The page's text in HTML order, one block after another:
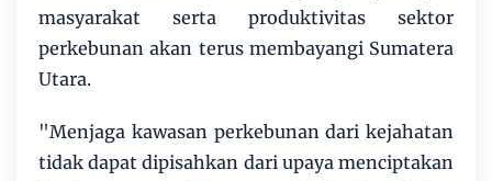
masyarakat serta produktivitas sektor
perkebunan akan terus membayangi Sumatera
Utara.
"Menjaga kawasan perkebunan dari kejahatan
tidak dapat dipisahkan dari upaya menciptakan